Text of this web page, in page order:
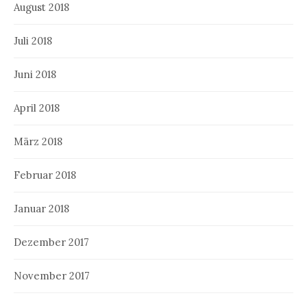
August 2018
Juli 2018
Juni 2018
April 2018
März 2018
Februar 2018
Januar 2018
Dezember 2017
November 2017